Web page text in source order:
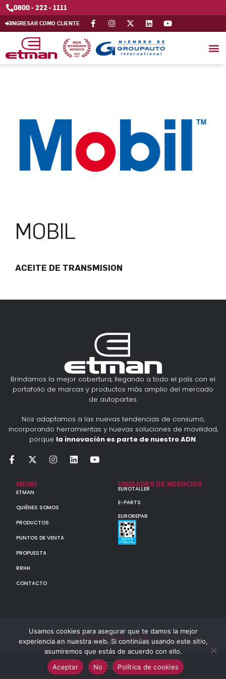
0800 - 222 - 1111
INGRESAR COMO CLIENTE
MOBIL
ACEITE DE TRANSMISION
Brindamos la mejor cobertura, llegando a todo el país con el
portafolio de marcas y productos más amplio del mercado
de autopartes.
Nos adaptamos a las nuevas tendencias de consumo,
incorporando herramientas y nuevas soluciones de movilidad,
porque la innovación es parte de nuestro ADN.
MENÚ
ETMAN
QUIÉNES SOMOS
PRODUCTOS
PUNTOS DE VENTA
PROPUESTA
RRHH
CONTACTO
UNIDADES DE NEGOCIOS
EUROTALLER
E-PARTS
EUROREPAR
GRUPO ETMAN : : 2026
Todos los derechos reservados a MULTIORIGINAL PARTS S.A. (CUIT: 30-60142852-7)
Usamos cookies para asegurar que te damos la mejor
experiencia en nuestra web. Si continúas usando este sitio,
asumiremos que estás de acuerdo con ello.
Aceptar
No Política de cookies